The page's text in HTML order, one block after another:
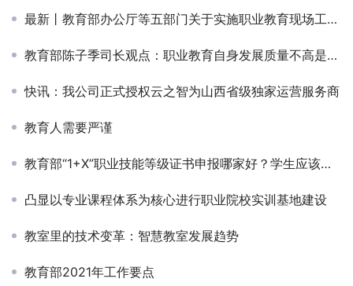
最新丨教育部办公厅等五部门关于实施职业教育现场工程师专项培养计划的通知
教育部陈子季司长观点：职业教育自身发展质量不高是一个深层次、系统性的社会问题
快讯：我公司正式授权云之智为山西省级独家运营服务商
教育人需要严谨
教育部“1+X”职业技能等级证书申报哪家好？学生应该如何选报？
凸显以专业课程体系为核心进行职业院校实训基地建设
教室里的技术变革：智慧教室发展趋势
教育部2021年工作要点